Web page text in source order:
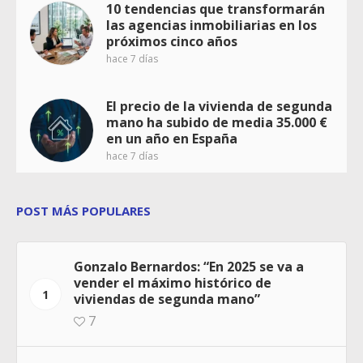
10 tendencias que transformarán
las agencias inmobiliarias en los
próximos cinco años
hace 7 días
El precio de la vivienda de segunda
mano ha subido de media 35.000 €
en un año en España
hace 7 días
POST MÁS POPULARES
1
Gonzalo Bernardos: “En 2025 se va a
vender el máximo histórico de
viviendas de segunda mano”
7